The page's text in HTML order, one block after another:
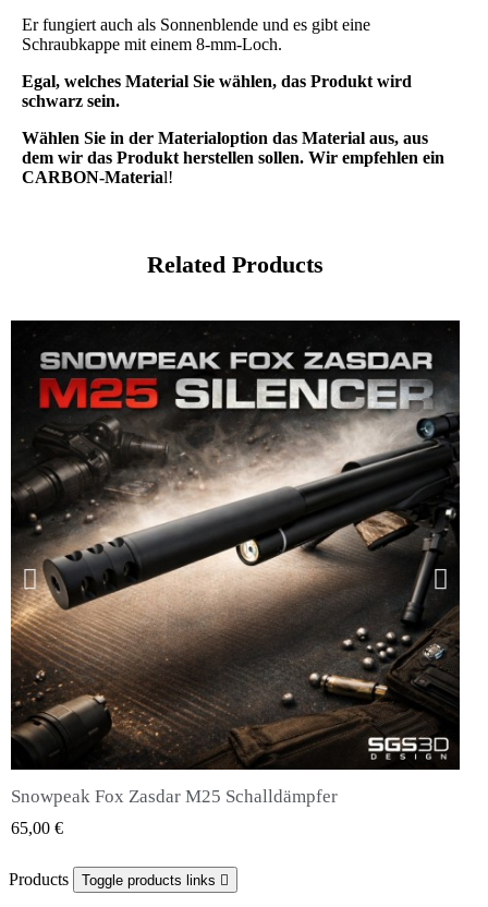
Er fungiert auch als Sonnenblende und es gibt eine
Schraubkappe mit einem 8-mm-Loch.
Egal, welches Material Sie wählen, das Produkt wird
schwarz sein.
Wählen Sie in der Materialoption das Material aus, aus
dem wir das Produkt herstellen sollen. Wir empfehlen ein
CARBON-Material!
Related Products
QUICK VIEW
Snowpeak Fox Zasdar M25 Schalldämpfer
65,00 €
Products Toggle products links 